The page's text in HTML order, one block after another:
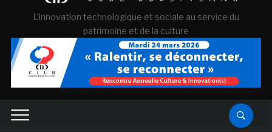
L'innovation technologique et sociale au service du
patrimoine et de la culture